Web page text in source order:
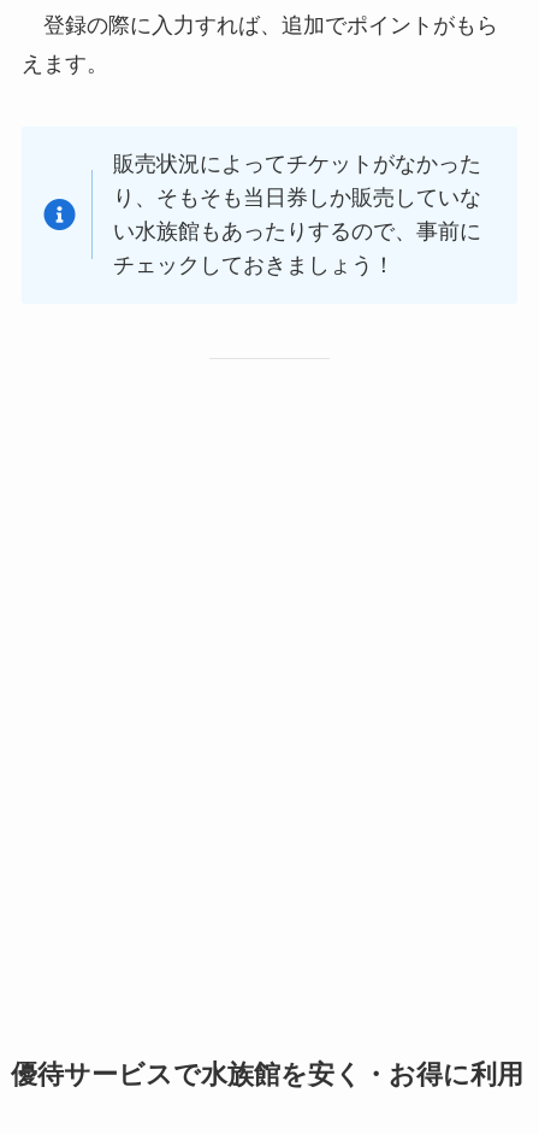
登録の際に入力すれば、追加でポイントがもら
えます。
販売状況によってチケットがなかった
り、そもそも当日券しか販売していな
い水族館もあったりするので、事前に
チェックしておきましょう！
優待サービスで水族館を安く・お得に利用